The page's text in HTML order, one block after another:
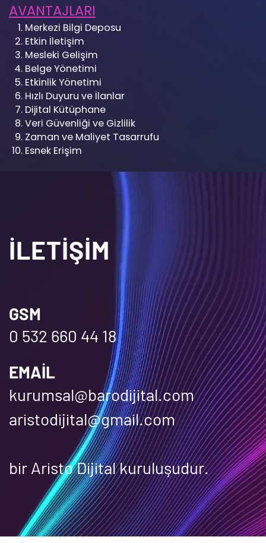
AVANTAJLARI
Merkezi Bilgi Deposu
Etkin İletişim
Mesleki Gelişim
Belge Yönetimi
Etkinlik Yönetimi
Hızlı Duyuru ve İlanlar
Dijital Kütüphane
Veri Güvenliği ve Gizlilik
Zaman ve Maliyet Tasarrufu
Esnek Erişim
İLETİŞİM
GSM
0 532 660 44 18
EMAIL
kurumsal@barodijital.com
aristodijital@gmail.com
bir Aristo Dijital kuruluşudur.